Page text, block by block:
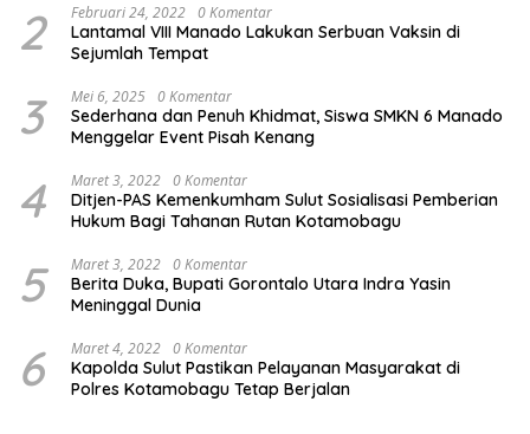
2 Februari 24, 2022 0 Komentar
Lantamal VIII Manado Lakukan Serbuan Vaksin di
Sejumlah Tempat
3 Mei 6, 2025 0 Komentar
Sederhana dan Penuh Khidmat, Siswa SMKN 6 Manado
Menggelar Event Pisah Kenang
4 Maret 3, 2022 0 Komentar
Ditjen-PAS Kemenkumham Sulut Sosialisasi Pemberian
Hukum Bagi Tahanan Rutan Kotamobagu
5 Maret 3, 2022 0 Komentar
Berita Duka, Bupati Gorontalo Utara Indra Yasin
Meninggal Dunia
6 Maret 4, 2022 0 Komentar
Kapolda Sulut Pastikan Pelayanan Masyarakat di
Polres Kotamobagu Tetap Berjalan